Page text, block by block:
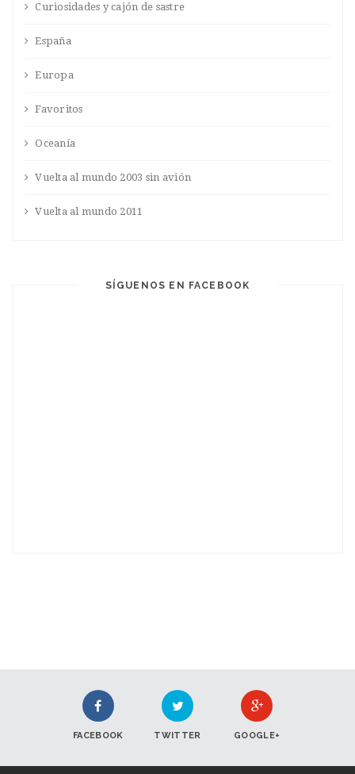
Curiosidades y cajón de sastre
España
Europa
Favoritos
Oceanía
Vuelta al mundo 2003 sin avión
Vuelta al mundo 2011
SÍGUENOS EN FACEBOOK
FACEBOOK TWITTER GOOGLE+